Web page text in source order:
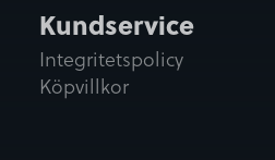
Kundservice
Integritetspolicy
Köpvillkor